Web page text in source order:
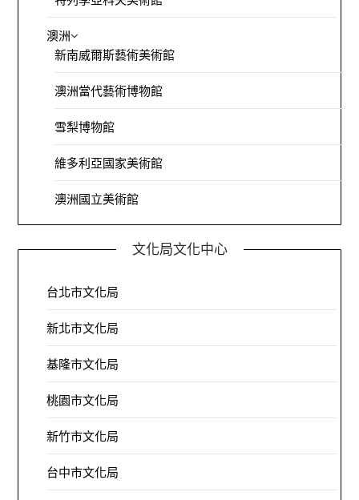
澳洲
新南威爾斯藝術美術館
澳洲當代藝術博物館
雪梨博物館
維多利亞國家美術館
澳洲國立美術館
文化局文化中心
台北市文化局
新北市文化局
基隆市文化局
桃園市文化局
新竹市文化局
台中市文化局